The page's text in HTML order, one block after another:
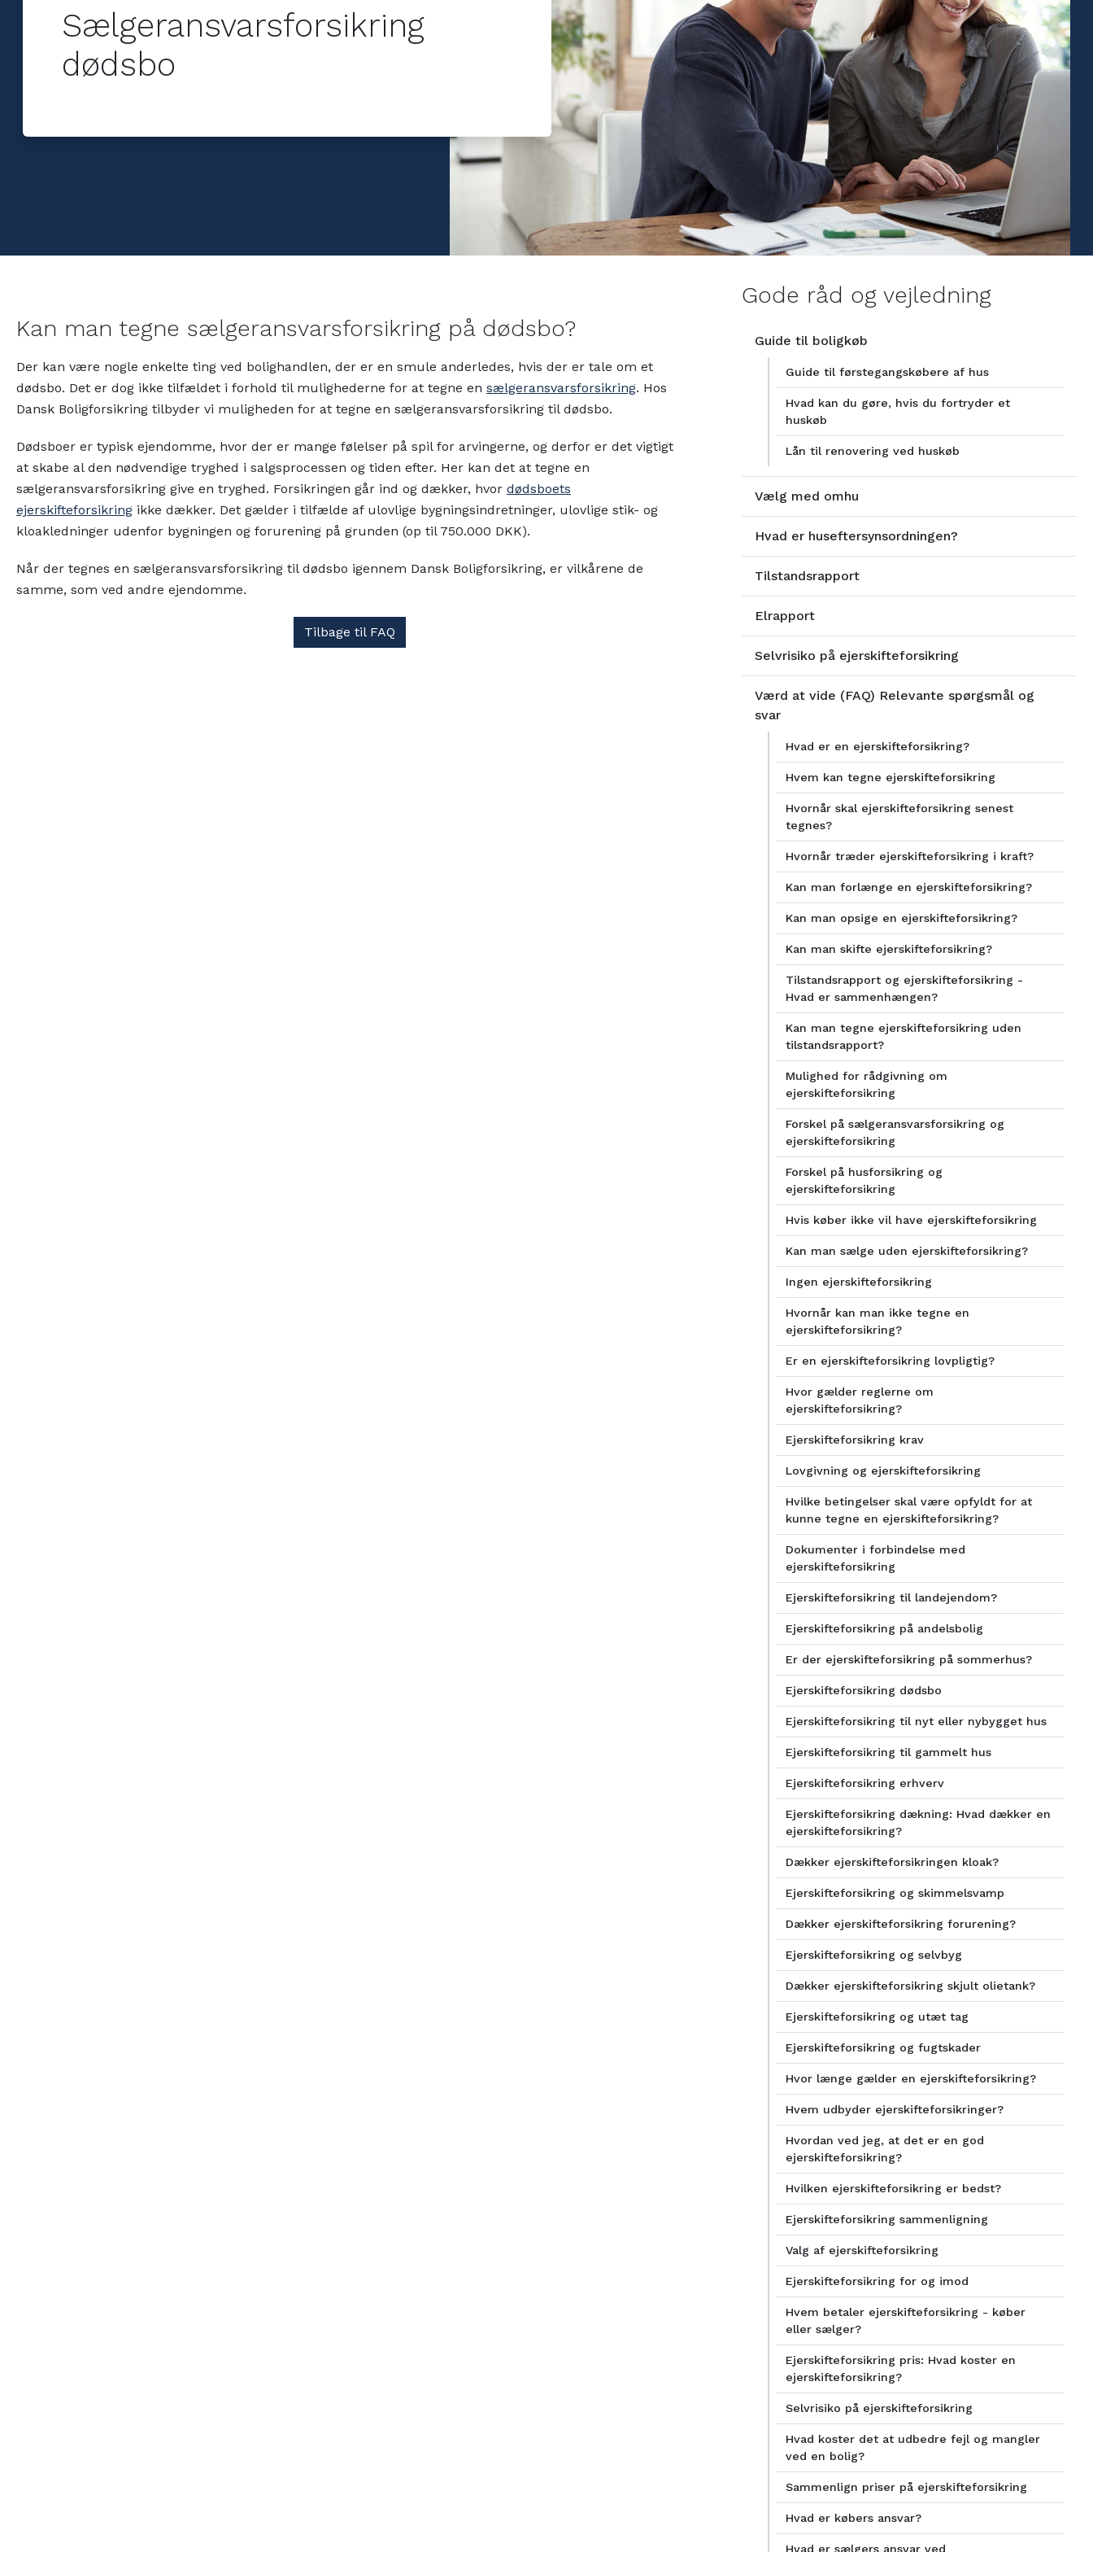
andelsboliger - fordi skjulte fejl kan
koste dyrt
Sælgeransvarsforsikring
dødsbo
Kan man tegne sælgeransvarsforsikring på dødsbo?
Der kan være nogle enkelte ting ved bolighandlen, der er en smule anderledes, hvis der er tale om et
dødsbo. Det er dog ikke tilfældet i forhold til mulighederne for at tegne en sælgeransvarsforsikring. Hos
Dansk Boligforsikring tilbyder vi muligheden for at tegne en sælgeransvarsforsikring til dødsbo.
Dødsboer er typisk ejendomme, hvor der er mange følelser på spil for arvingerne, og derfor er det vigtigt
at skabe al den nødvendige tryghed i salgsprocessen og tiden efter. Her kan det at tegne en
sælgeransvarsforsikring give en tryghed. Forsikringen går ind og dækker, hvor dødsboets
ejerskifteforsikring ikke dækker. Det gælder i tilfælde af ulovlige bygningsindretninger, ulovlige stik- og
kloakledninger udenfor bygningen og forurening på grunden (op til 750.000 DKK).
Når der tegnes en sælgeransvarsforsikring til dødsbo igennem Dansk Boligforsikring, er vilkårene de
samme, som ved andre ejendomme.
Tilbage til FAQ
Gode råd og vejledning
Guide til boligkøb
Guide til førstegangskøbere af hus
Hvad kan du gøre, hvis du fortryder et
huskøb
Lån til renovering ved huskøb
Vælg med omhu
Hvad er huseftersynsordningen?
Tilstandsrapport
Elrapport
Selvrisiko på ejerskifteforsikring
Værd at vide (FAQ) Relevante spørgsmål og
svar
Hvad er en ejerskifteforsikring?
Hvem kan tegne ejerskifteforsikring
Hvornår skal ejerskifteforsikring senest
tegnes?
Hvornår træder ejerskifteforsikring i kraft?
Kan man forlænge en ejerskifteforsikring?
Kan man opsige en ejerskifteforsikring?
Kan man skifte ejerskifteforsikring?
Tilstandsrapport og ejerskifteforsikring -
Hvad er sammenhængen?
Kan man tegne ejerskifteforsikring uden
tilstandsrapport?
Mulighed for rådgivning om
ejerskifteforsikring
Forskel på sælgeransvarsforsikring og
ejerskifteforsikring
Forskel på husforsikring og
ejerskifteforsikring
Hvis køber ikke vil have ejerskifteforsikring
Kan man sælge uden ejerskifteforsikring?
Ingen ejerskifteforsikring
Hvornår kan man ikke tegne en
ejerskifteforsikring?
Er en ejerskifteforsikring lovpligtig?
Hvor gælder reglerne om
ejerskifteforsikring?
Ejerskifteforsikring krav
Lovgivning og ejerskifteforsikring
Hvilke betingelser skal være opfyldt for at
kunne tegne en ejerskifteforsikring?
Dokumenter i forbindelse med
ejerskifteforsikring
Ejerskifteforsikring til landejendom?
Ejerskifteforsikring på andelsbolig
Er der ejerskifteforsikring på sommerhus?
Ejerskifteforsikring dødsbo
Ejerskifteforsikring til nyt eller nybygget hus
Ejerskifteforsikring til gammelt hus
Ejerskifteforsikring erhverv
Ejerskifteforsikring dækning: Hvad dækker en
ejerskifteforsikring?
Dækker ejerskifteforsikringen kloak?
Ejerskifteforsikring og skimmelsvamp
Dækker ejerskifteforsikring forurening?
Ejerskifteforsikring og selvbyg
Dækker ejerskifteforsikring skjult olietank?
Ejerskifteforsikring og utæt tag
Ejerskifteforsikring og fugtskader
Hvor længe gælder en ejerskifteforsikring?
Hvem udbyder ejerskifteforsikringer?
Hvordan ved jeg, at det er en god
ejerskifteforsikring?
Hvilken ejerskifteforsikring er bedst?
Ejerskifteforsikring sammenligning
Valg af ejerskifteforsikring
Ejerskifteforsikring for og imod
Hvem betaler ejerskifteforsikring - køber
eller sælger?
Ejerskifteforsikring pris: Hvad koster en
ejerskifteforsikring?
Selvrisiko på ejerskifteforsikring
Hvad koster det at udbedre fejl og mangler
ved en bolig?
Sammenlign priser på ejerskifteforsikring
Hvad er købers ansvar?
Hvad er sælgers ansvar ved